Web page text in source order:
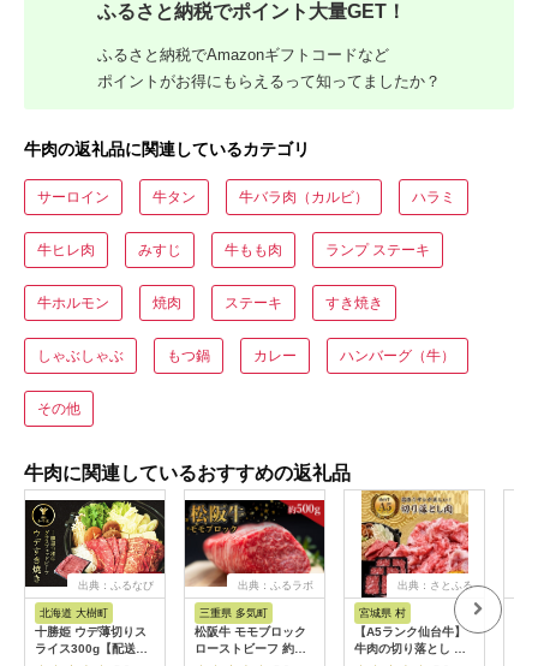
ふるさと納税でポイント大量GET！
ふるさと納税でAmazonギフトコードなど
ポイントがお得にもらえるって知ってましたか？
牛肉の返礼品に関連しているカテゴリ
サーロイン 牛タン 牛バラ肉（カルビ） ハラミ
牛ヒレ肉 みすじ 牛もも肉 ランプ ステーキ
牛ホルモン 焼肉 ステーキ すき焼き
しゃぶしゃぶ もつ鍋 カレー ハンバーグ（牛）
その他
牛肉に関連しているおすすめの返礼品
出典：ふるなび
北海道 大樹町
十勝姫 ウデ薄切りス
ライス300g【配送不
出典：ふるラボ
三重県 多気町
松阪牛 モモブロック
ローストビーフ 約
出典：さとふる
宮城県 村
【A5ランク仙台牛】
牛肉の切り落とし 合